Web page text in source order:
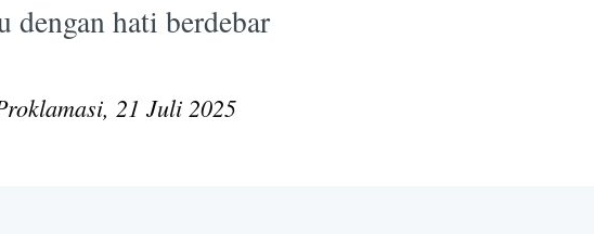
dengan hati berdebar
21 Juli 2025